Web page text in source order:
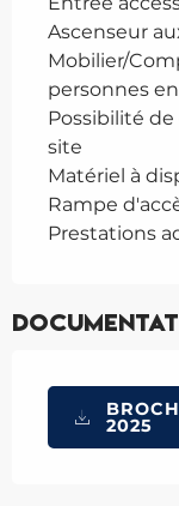
Ascenseur
Mobilier/
personnes
Possibilité
site
Matériel à
Rampe
Prestations
2025